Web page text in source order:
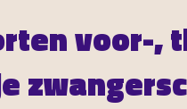
voor-,